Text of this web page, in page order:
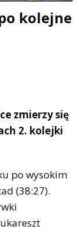
kolejne
zmierzy się
2. kolejki
po wysokim
(38:27).